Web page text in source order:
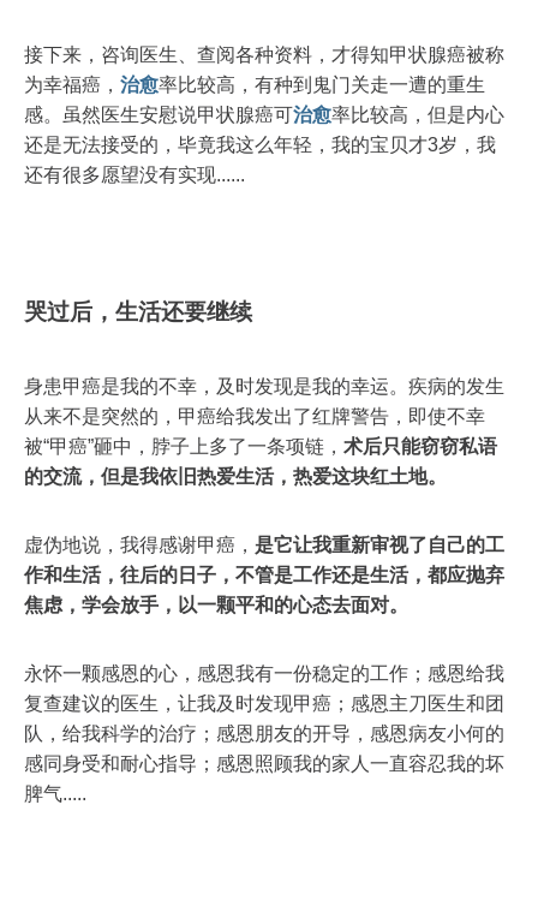
接下来，咨询医生、查阅各种资料，才得知甲状腺癌被称
为幸福癌， 治愈率比较高，有种到鬼门关走一遭的重生
感。虽然医生安慰说甲状腺癌可治愈率比较高，但是内心
还是无法接受的，毕竟我这么年轻，我的宝贝才3岁，我
还有很多愿望没有实现......
哭过后，生活还要继续
身患甲癌是我的不幸，及时发现是我的幸运。疾病的发生
从来不是突然的，甲癌给我发出了红牌警告，即使不幸
被“甲癌”砸中，脖子上多了一条项链， 术后只能窃窃私语
的交流，但是我依旧热爱生活，热爱这块红土地。
虚伪地说，我得感谢甲癌， 是它让我重新审视了自己的工
作和生活，往后的日子，不管是工作还是生活，都应抛弃
焦虑，学会放手，以一颗平和的心态去面对。
永怀一颗感恩的心，感恩我有一份稳定的工作；感恩给我
复查建议的医生，让我及时发现甲癌；感恩主刀医生和团
队，给我科学的治疗；感恩朋友的开导，感恩病友小何的
感同身受和耐心指导；感恩照顾我的家人一直容忍我的坏
脾气.....